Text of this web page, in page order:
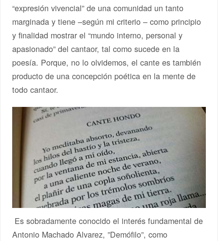
“expresión vivencial” de una comunidad un tanto
marginada y tiene –según mi criterio – como principio
y finalidad mostrar el “mundo interno, personal y
apasionado” del cantaor, tal como sucede en la
poesía. Porque, no lo olvidemos, el cante es también
producto de una concepción poética en la mente de
todo cantaor.
Es sobradamente conocido el interés fundamental de
Antonio Machado Alvarez, ”Demófilo”, como